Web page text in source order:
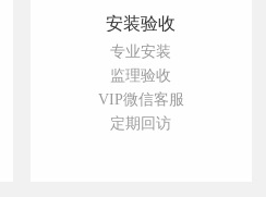
安装验收
专业安装
监理验收
VIP微信客服
定期回访